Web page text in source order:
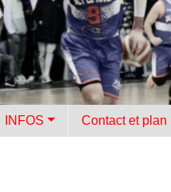
INFOS Contact et plan